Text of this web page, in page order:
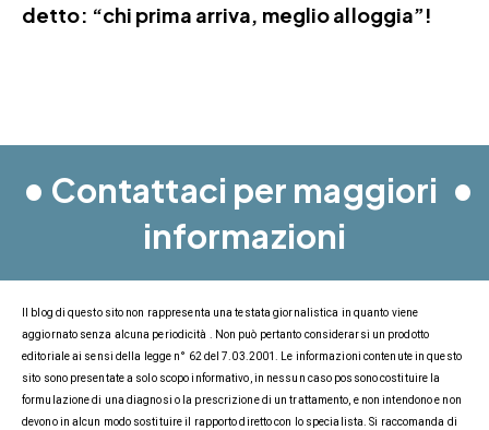
detto: “chi prima arriva, meglio alloggia”!
• Contattaci per maggiori
informazioni
•
Il blog di questo sito non rappresenta una testata giornalistica in quanto viene
aggiornato senza alcuna periodicità . Non può pertanto considerarsi un prodotto
editoriale ai sensi della legge n° 62 del 7.03.2001. Le informazioni contenute in questo
sito sono presentate a solo scopo informativo, in nessun caso possono costituire la
formulazione di una diagnosi o la prescrizione di un trattamento, e non intendono e non
devono in alcun modo sostituire il rapporto diretto con lo specialista. Si raccomanda di